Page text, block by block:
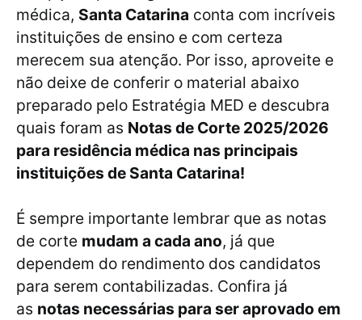
médica, Santa Catarina conta com incríveis
instituições de ensino e com certeza
merecem sua atenção. Por isso, aproveite e
não deixe de conferir o material abaixo
preparado pelo Estratégia MED e descubra
quais foram as Notas de Corte 2025/2026
para residência médica nas principais
instituições de Santa Catarina!
É sempre importante lembrar que as notas
de corte mudam a cada ano, já que
dependem do rendimento dos candidatos
para serem contabilizadas. Confira já
as notas necessárias para ser aprovado em